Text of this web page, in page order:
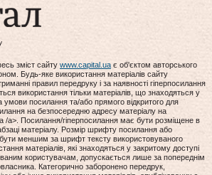
зміст сайту www.capital.ua є об'єктом авторського
Будь-яке використання матеріалів сайту
правил передруку і за наявності гіперпосилання
використання тільки матеріалів, що знаходяться у
умови посилання та/або прямого відкритого для
на безпосередню адресу матеріалу на
/a>. Посилання/гіперпосилання має бути розміщене в
матеріалу. Розмір шрифту посилання або
меншим за шрифт тексту використовуваного
матеріалів, які знаходяться у закритому доступі
користувачам, допускається лише за попереднім
Категорично заборонено передрук,